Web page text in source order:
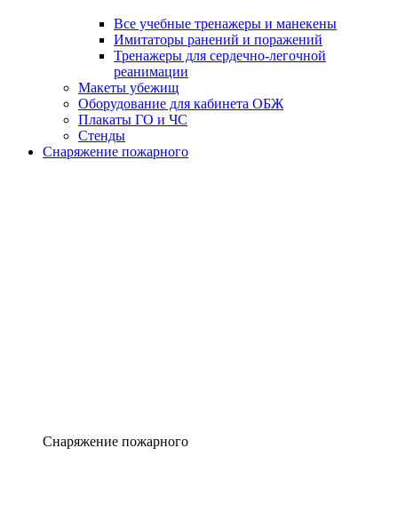
Все учебные тренажеры и манекены
Имитаторы ранений и поражений
Тренажеры для сердечно-легочной
реанимации
Макеты убежищ
Оборудование для кабинета ОБЖ
Плакаты ГО и ЧС
Стенды
Снаряжение пожарного
Снаряжение пожарного